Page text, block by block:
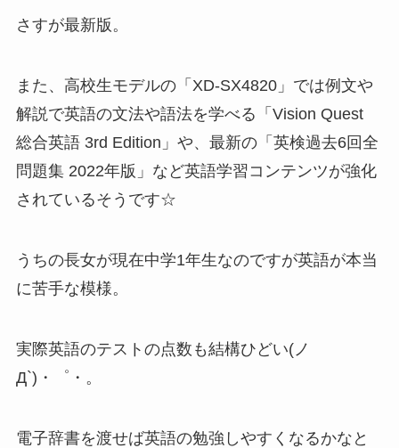
さすが最新版。
また、高校生モデルの「XD-SX4820」では例文や
解説で英語の文法や語法を学べる「Vision Quest
総合英語 3rd Edition」や、最新の「英検過去6回全
問題集 2022年版」など英語学習コンテンツが強化
されているそうです☆
うちの長女が現在中学1年生なのですが英語が本当
に苦手な模様。
実際英語のテストの点数も結構ひどい(ノ
Д`)・゜・。
電子辞書を渡せば英語の勉強しやすくなるかなと